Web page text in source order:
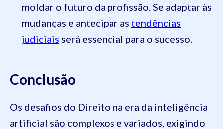
moldar o futuro da profissão. Se adaptar às
mudanças e antecipar as tendências
judiciais será essencial para o sucesso.
Conclusão
Os desafios do Direito na era da inteligência
artificial são complexos e variados, exigindo